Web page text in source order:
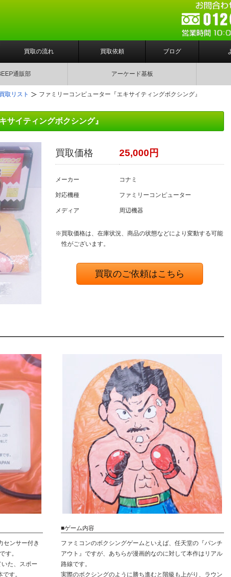
買取の流れ 買取依頼 ブログ
通販部 アーケード基板
取リスト ファミリーコンピューター『エキサイティングボクシング』
サイティングボクシング』
買取価格 25,000円
メーカー コナミ
対応機種 ファミリーコンピューター
メディア 周辺機器
※買取価格は、在庫状況、商品の状態などにより変動する可能
性がございます。
買取のご依頼はこちら
センサー付き
す。
た、スポー
す。
■ゲーム内容
ファミコンのボクシングゲームといえば、任天堂の『パンチ
アウト』ですが、あちらが漫画的なのに対して本作はリアル
路線です。
実際のボクシングのように勝ち進むと階級も上がり、ラウン